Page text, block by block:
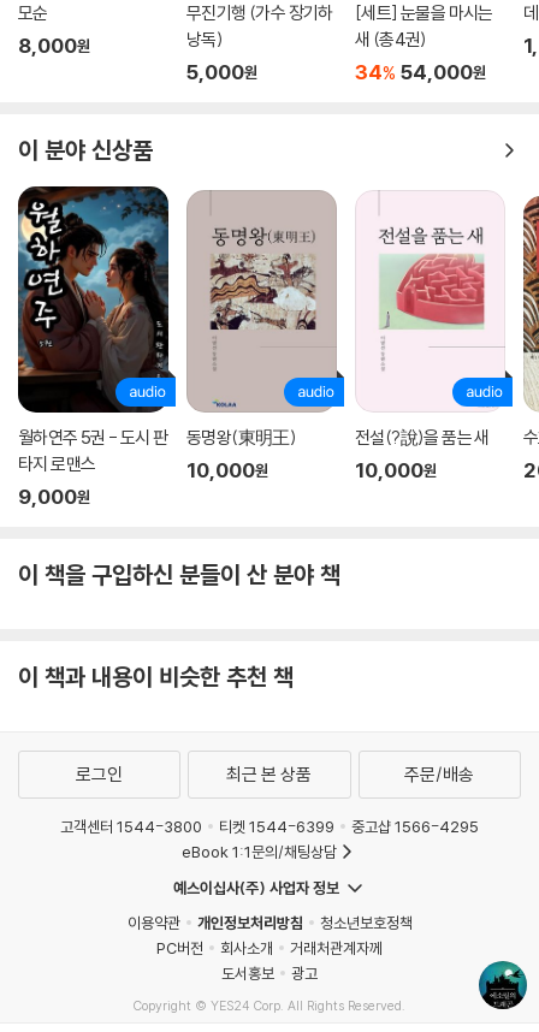
모순
8,000원
무진기행 (가수 장기하
낭독)
5,000원
[세트] 눈물을 마시는
새 (총4권)
34% 54,000원
이 분야 신상품
월하연주 5권 - 도시 판
타지 로맨스
9,000원
동명왕(東明王)
10,000원
전설(?說)을 품는 새
10,000원
이 책을 구입하신 분들이 산 분야 책
이 책과 내용이 비슷한 추천 책
로그인 최근 본 상품 주문/배송
고객센터 1544-3800 티켓 1544-6399
중고샵 1566-4295
eBook 1:1문의/채팅상담
예스이십사(주) 사업자 정보
이용약관
개인정보처리방침
청소년보호정책
PC버전
회사소개
거래처관계자께
도서홍보
광고
Copyright © YES24 Corp. All Rights Reserved.